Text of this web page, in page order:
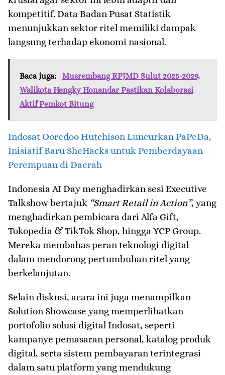
kompetitif. Data Badan Pusat Statistik
menunjukkan sektor ritel memiliki dampak
langsung terhadap ekonomi nasional.
Baca juga:
Musrembang RPJMD Sulut 2025-2029,
Walikota Hengky Honandar Pastikan Kolaborasi
Aktif Pemkot Bitung
Indosat Ooredoo Hutchison Luncurkan PaPeDa,
Inisiatif Baru SheHacks untuk Pemberdayaan
Perempuan di Daerah
Indonesia AI Day menghadirkan sesi Executive
Talkshow bertajuk “Smart Retail in Action”, yang
menghadirkan pembicara dari Alfa Gift,
Tokopedia & TikTok Shop, hingga YCP Group.
Mereka membahas peran teknologi digital
dalam mendorong pertumbuhan ritel yang
berkelanjutan.
Selain diskusi, acara ini juga menampilkan
Solution Showcase yang memperlihatkan
portofolio solusi digital Indosat, seperti
kampanye pemasaran personal, katalog produk
digital, serta sistem pembayaran terintegrasi
dalam satu platform yang mendukung